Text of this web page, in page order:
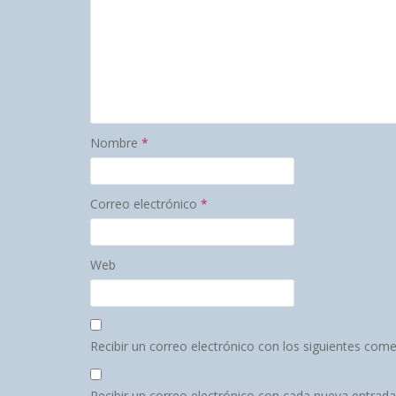
Nombre *
Correo electrónico *
Web
Recibir un correo electrónico con los siguientes